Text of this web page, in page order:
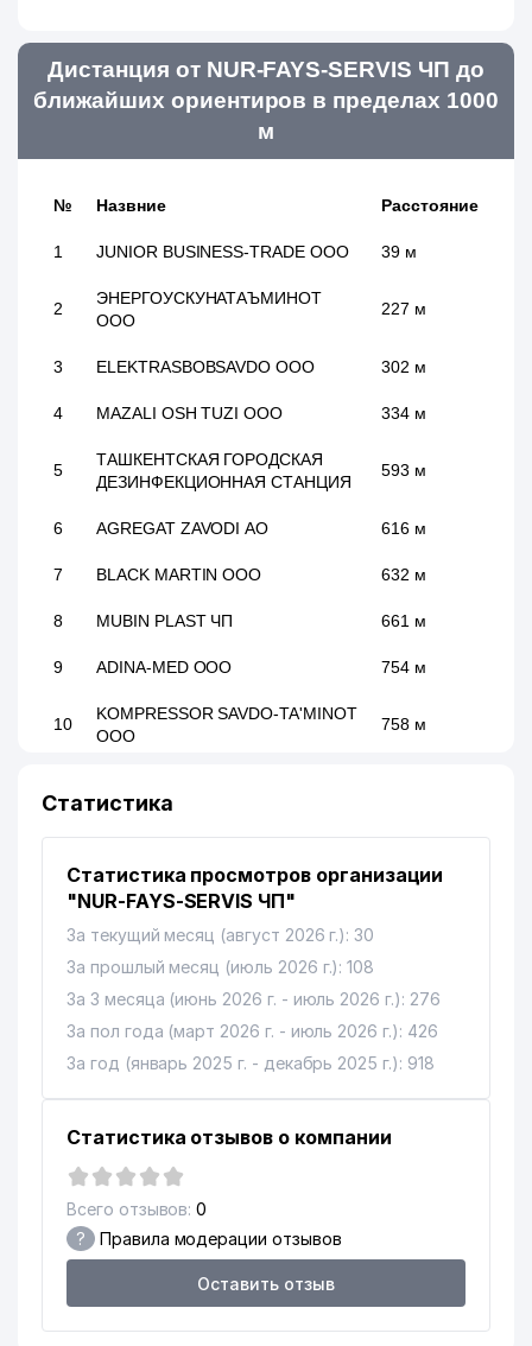
Дистанция от NUR-FAYS-SERVIS ЧП до
ближайших ориентиров в пределах 1000
м
№ Назвние Расстояние
1 JUNIOR BUSINESS-TRADE ООО 39 м
2
ЭНЕРГОУСКУНАТАЪМИНОТ
ООО
227 м
3 ELEKTRASBOBSAVDO ООО 302 м
4 MAZALI OSH TUZI ООО 334 м
5
ТАШКЕНТСКАЯ ГОРОДСКАЯ
ДЕЗИНФЕКЦИОННАЯ СТАНЦИЯ
593 м
6 AGREGAT ZAVODI АО 616 м
7 BLACK MARTIN ООО 632 м
8 MUBIN PLAST ЧП 661 м
9 ADINA-MED ООО 754 м
10
KOMPRESSOR SAVDO-TA'MINOT
ООО
758 м
13 CANDY-GOLD СП ООО 871 м
14
АЛМАЗАРСКОГО РАЙОНА
Статистика
Статистика просмотров организации
"NUR-FAYS-SERVIS ЧП"
За текущий месяц (август 2026 г.): 30
За прошлый месяц (июль 2026 г.): 108
За 3 месяца (июнь 2026 г. - июль 2026 г.): 276
За пол года (март 2026 г. - июль 2026 г.): 426
За год (январь 2025 г. - декабрь 2025 г.): 918
Статистика отзывов о компании
Всего отзывов: 0
? Правила модерации отзывов
Оставить отзыв